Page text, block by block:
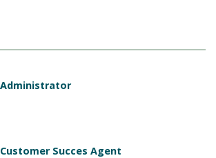
Administrator
Customer Succes Agent